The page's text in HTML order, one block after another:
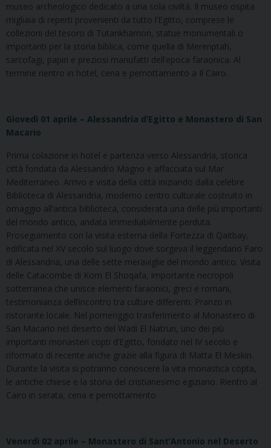
museo archeologico dedicato a una sola civiltà. Il museo ospita
migliaia di reperti provenienti da tutto l’Egitto, comprese le
collezioni del tesoro di Tutankhamon, statue monumentali o
importanti per la storia biblica, come quella di Merenptah,
sarcofagi, papiri e preziosi manufatti dell’epoca faraonica. Al
termine rientro in hotel, cena e pernottamento a Il Cairo.
Giovedì 01 aprile – Alessandria d’Egitto e Monastero di San
Macario
Prima colazione in hotel e partenza verso Alessandria, storica
città fondata da Alessandro Magno e affacciata sul Mar
Mediterraneo. Arrivo e visita della città iniziando dalla celebre
Biblioteca di Alessandria, moderno centro culturale costruito in
omaggio all’antica biblioteca, considerata una delle più importanti
del mondo antico, andata irrimediabilmente perduta.
Proseguimento con la visita esterna della Fortezza di Qaitbay,
edificata nel XV secolo sul luogo dove sorgeva il leggendario Faro
di Alessandria, una delle sette meraviglie del mondo antico. Visita
delle Catacombe di Kom El Shoqafa, importante necropoli
sotterranea che unisce elementi faraonici, greci e romani,
testimonianza dell’incontro tra culture differenti. Pranzo in
ristorante locale. Nel pomeriggio trasferimento al Monastero di
San Macario nel deserto del Wadi El Natrun, uno dei più
importanti monasteri copti d’Egitto, fondato nel IV secolo e
riformato di recente anche grazie alla figura di Matta El Meskin.
Durante la visita si potranno conoscere la vita monastica copta,
le antiche chiese e la storia del cristianesimo egiziano. Rientro al
Cairo in serata, cena e pernottamento.
Venerdì 02 aprile – Monastero di Sant’Antonio nel Deserto